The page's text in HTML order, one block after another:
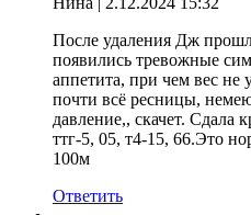
После удаления Дж
появились тревожные
аппетита, при чем вес не
почти всё ресницы,
давление,, скачет.
ттг-5, 05, т4-15, 66.Это
100м
Ответить